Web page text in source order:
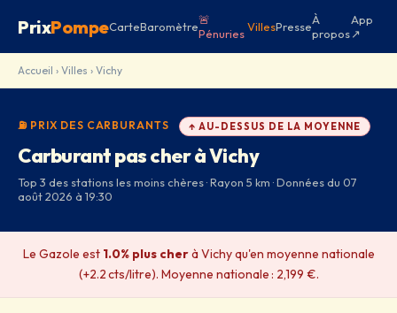
PrixPompeCarteBaromètre🚨
Pénuries VillesPresseÀ
propos
App
↗
Accueil › Villes › Vichy
⛽ PRIX DES CARBURANTS ↑ AU-DESSUS DE LA MOYENNE
Carburant pas cher à Vichy
Top 3 des stations les moins chères · Rayon 5 km · Données du 07
août 2026 à 19:30
Le Gazole est 1.0% plus cherà Vichy qu'en moyenne nationale
(+2.2 cts/litre). Moyenne nationale : 2,199 €.